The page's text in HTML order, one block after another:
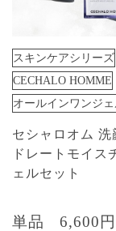
スキンケアシリーズ
CECHALO HOMME
オールインワンジ
セシャロオム 洗
ドレートモイス
ェルセット
単品 6,600